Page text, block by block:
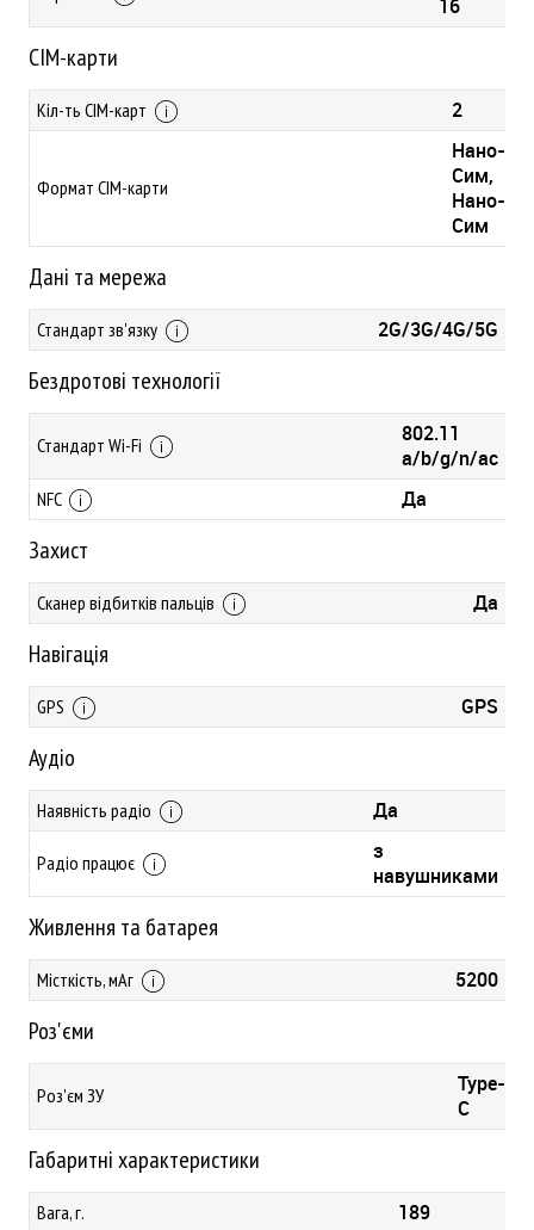
16
СІМ-карти
Кіл-ть СІМ-карт 2
Формат СІМ-карти
Нано-
Сим,
Нано-
Сим
Дані та мережа
Стандарт зв'язку 2G/3G/4G/5G
Бездротові технології
Стандарт Wi-Fi
802.11
a/b/g/n/ac
NFC Да
Захист
Сканер відбитків пальців Да
Навігація
GPS GPS
Аудіо
Наявність радіо Да
Радіо працює
з
навушниками
Живлення та батарея
Місткість, мАг 5200
Роз'єми
Роз'єм ЗУ
Type-
C
Габаритні характеристики
Вага, г. 189